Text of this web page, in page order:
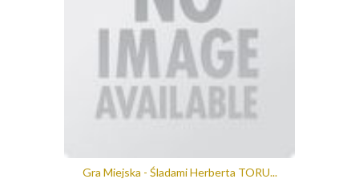
Gra Miejska - Śladami Herberta TORU...